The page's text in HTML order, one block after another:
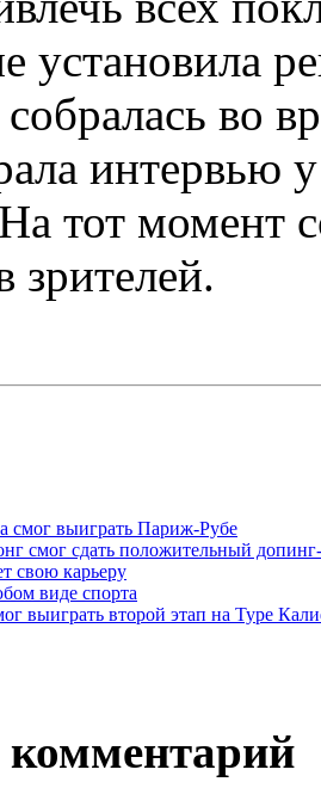
установила
собралась во
интервью
тот момент
зрителей.
смог выиграть Париж-Рубе
смог сдать положительный
свою карьеру
виде спорта
выиграть второй этап на Туре